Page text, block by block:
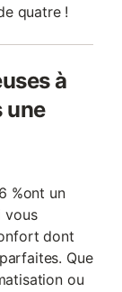
quatre !
à
une
%ont un
vous
dont
Que
ou